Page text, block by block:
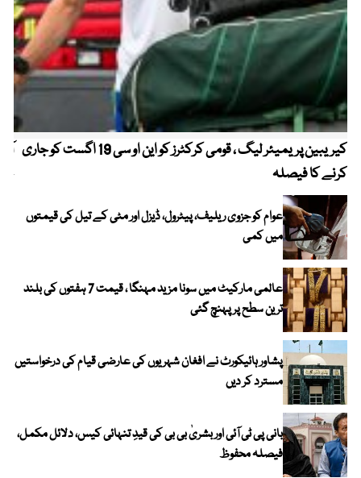
کیریبین پریمیئر لیگ ، قومی کرکٹرز کو این او سی 19 اگست کو جاری
کرنے کا فیصلہ
عوام کو جزوی ریلیف، پیٹرول، ڈیزل اور مٹی کے تیل کی قیمتوں
میں کمی
عالمی مارکیٹ میں سونا مزید مہنگا ، قیمت 7 ہفتوں کی بلند
ترین سطح پر پہنچ گئی
پشاور ہائیکورٹ نے افغان شہریوں کی عارضی قیام کی درخواستیں
مسترد کر دیں
بانی پی ٹی آئی اور بشریٰ بی بی کی قیدِ تنہائی کیس، دلائل مکمل،
فیصلہ محفوظ